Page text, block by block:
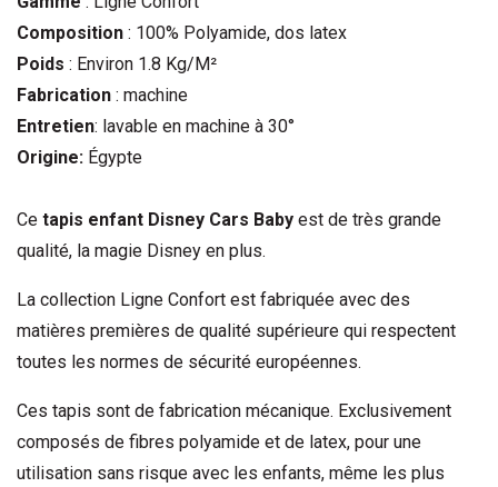
Composition : 100% Polyamide, dos latex
Poids : Environ 1.8 Kg/M²
Fabrication : machine
Entretien: lavable en machine à 30°
Origine: Égypte
Ce tapis enfant Disney Cars Baby est de très grande
qualité, la magie Disney en plus.
La collection Ligne Confort est fabriquée avec des
matières premières de qualité supérieure qui respectent
toutes les normes de sécurité européennes.
Ces tapis sont de fabrication mécanique. Exclusivement
composés de fibres polyamide et de latex, pour une
utilisation sans risque avec les enfants, même les plus